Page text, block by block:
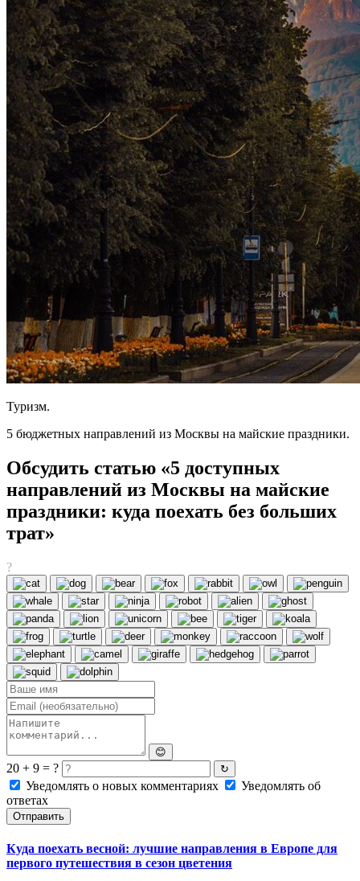
Туризм.
5 бюджетных направлений из Москвы на майские праздники.
Обсудить статью «5 доступных
направлений из Москвы на майские
праздники: куда поехать без больших
трат»
?
😊
20 + 9 = ? ↻
Уведомлять о новых комментариях
Уведомлять об
ответах
Отправить
Куда поехать весной: лучшие направления в Европе для
первого путешествия в сезон цветения